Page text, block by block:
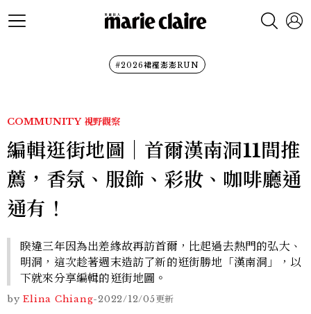
#2026裙襬澎澎RUN
COMMUNITY 視野觀察
編輯逛街地圖｜首爾漢南洞11間推
薦，香氛、服飾、彩妝、咖啡廳通
通有！
睽違三年因為出差緣故再訪首爾，比起過去熱門的弘大、
明洞，這次趁著週末造訪了新的逛街勝地「漢南洞」，以
下就來分享編輯的逛街地圖。
by Elina Chiang-2022/12/05更新